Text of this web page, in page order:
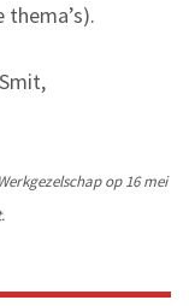
op 16 mei